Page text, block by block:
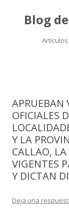
Blog
APRUEBAN
OFICIALES
Y LA
CALLAO, LA
VIGENTES
Y DICTAN
Deja una